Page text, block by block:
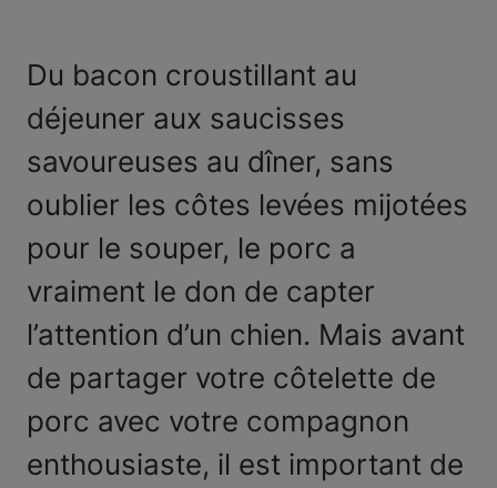
Du bacon croustillant au
déjeuner aux saucisses
savoureuses au dîner, sans
oublier les côtes levées mijotées
pour le souper, le porc a
vraiment le don de capter
l’attention d’un chien. Mais avant
de partager votre côtelette de
porc avec votre compagnon
enthousiaste, il est important de